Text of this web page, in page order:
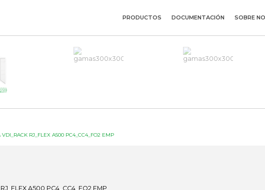
PRODUCTOS DOCUMENTACIÓN SOBRE
VDI_RACK RJ_FLEX A500 PC4_CC4_FO2 EMP